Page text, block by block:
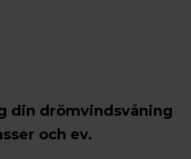
din drömvindsvåning
och ev.